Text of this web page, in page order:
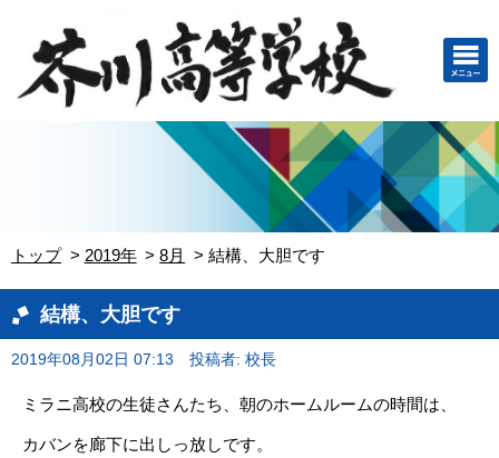
トップ 2019年 8月 結構、大胆です
結構、大胆です
2019年08月02日 07:13 投稿者: 校長
ミラニ高校の生徒さんたち、朝のホームルームの時間は、
カバンを廊下に出しっ放しです。